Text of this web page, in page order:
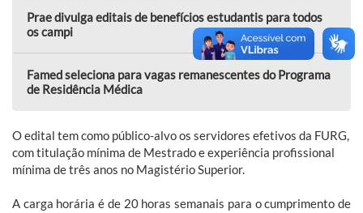
Prae divulga editais de benefícios estudantis para todos
os campi
Famed seleciona para vagas remanescentes do Programa
de Residência Médica
O edital tem como público-alvo os servidores efetivos da FURG,
com titulação mínima de Mestrado e experiência profissional
mínima de três anos no Magistério Superior.
A carga horária é de 20 horas semanais para o cumprimento de